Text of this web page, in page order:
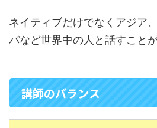
ネイティブだけでなくアジア
パなど世界中の人と話すことが
講師のバランス